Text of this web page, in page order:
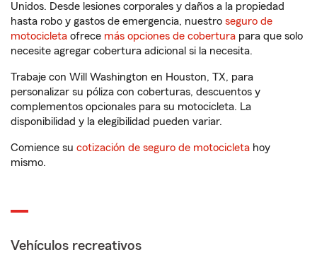
Unidos. Desde lesiones corporales y daños a la propiedad
hasta robo y gastos de emergencia, nuestro seguro de
motocicleta ofrece más opciones de cobertura para que solo
necesite agregar cobertura adicional si la necesita.
Trabaje con Will Washington en Houston, TX, para
personalizar su póliza con coberturas, descuentos y
complementos opcionales para su motocicleta. La
disponibilidad y la elegibilidad pueden variar.
Comience su cotización de seguro de motocicleta hoy
mismo.
Vehículos recreativos